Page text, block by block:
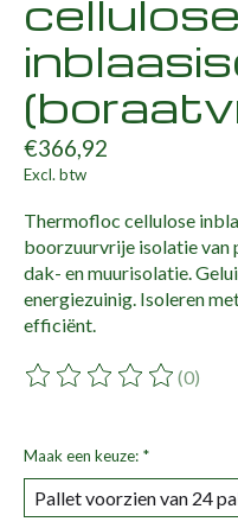
cellulose
€366,92
Excl. btw
Thermofloc cellulose
boorzuurvrije isolatie van
dak- en muurisolatie.
energiezuinig. Isoleren
efficiënt.
De beoordeling van dit
(0)
Maak een keuze: *